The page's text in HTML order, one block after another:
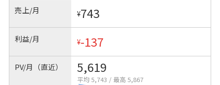
売上/月 ¥743
利益/月 ¥-137
PV/月（直近） 5,619
平均 5,743 / 最高 5,867